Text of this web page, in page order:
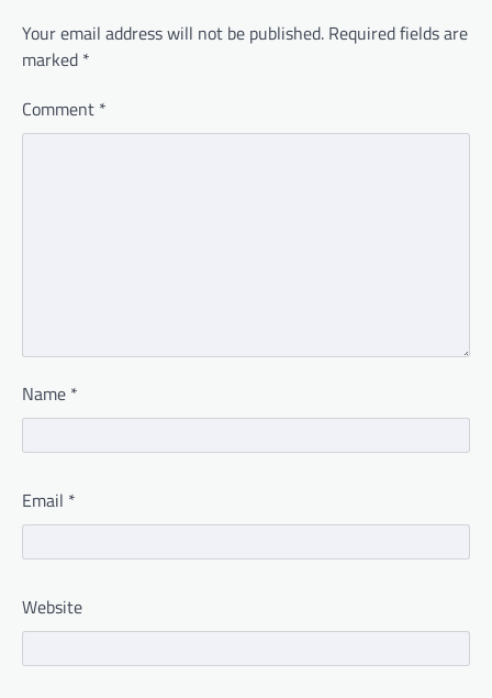
Your email address will not be published. Required fields are
marked *
Comment *
Name *
Email *
Website